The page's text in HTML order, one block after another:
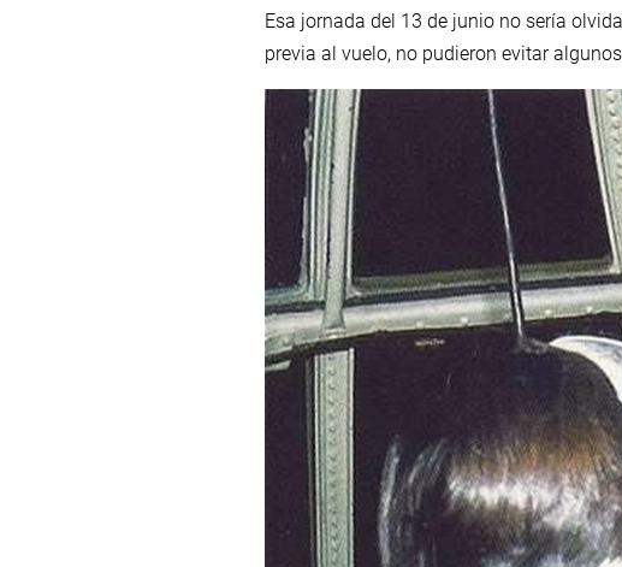
Esa jornada del 13 de junio no sería
previa al vuelo, no pudieron evitar